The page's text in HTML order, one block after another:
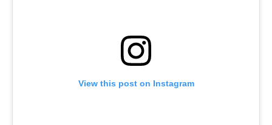
View this post on Instagram